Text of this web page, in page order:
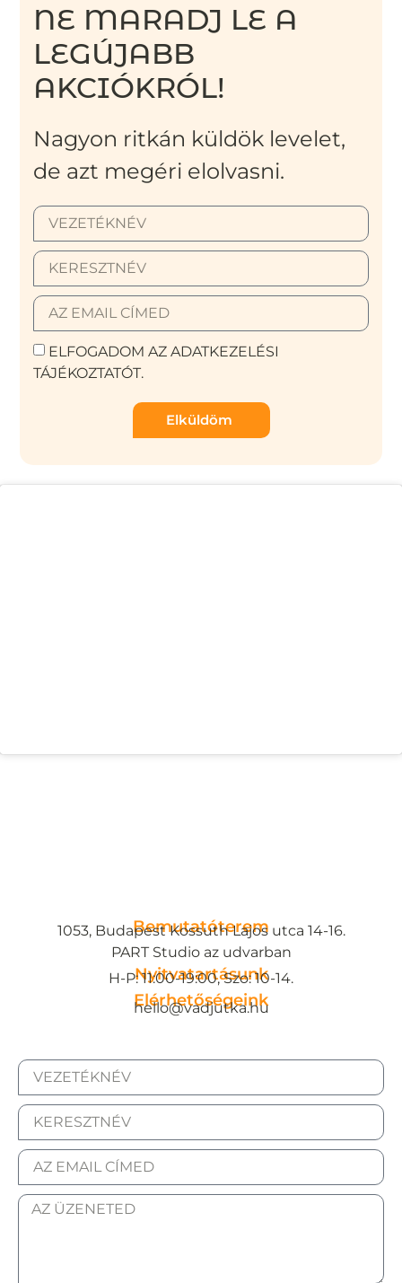
NE MARADJ LE A
LEGÚJABB
AKCIÓKRÓL!
Nagyon ritkán küldök levelet,
de azt megéri elolvasni.
ELFOGADOM AZ ADATKEZELÉSI
TÁJÉKOZTATÓT.
Elküldöm
Bemutatóterem
1053, Budapest Kossuth Lajos utca 14-16.
PART Studio az udvarban
Nyitvatartásunk
H-P: 11:00-19:00, Szo: 10-14.
Elérhetőségeink
hello@vadjutka.hu